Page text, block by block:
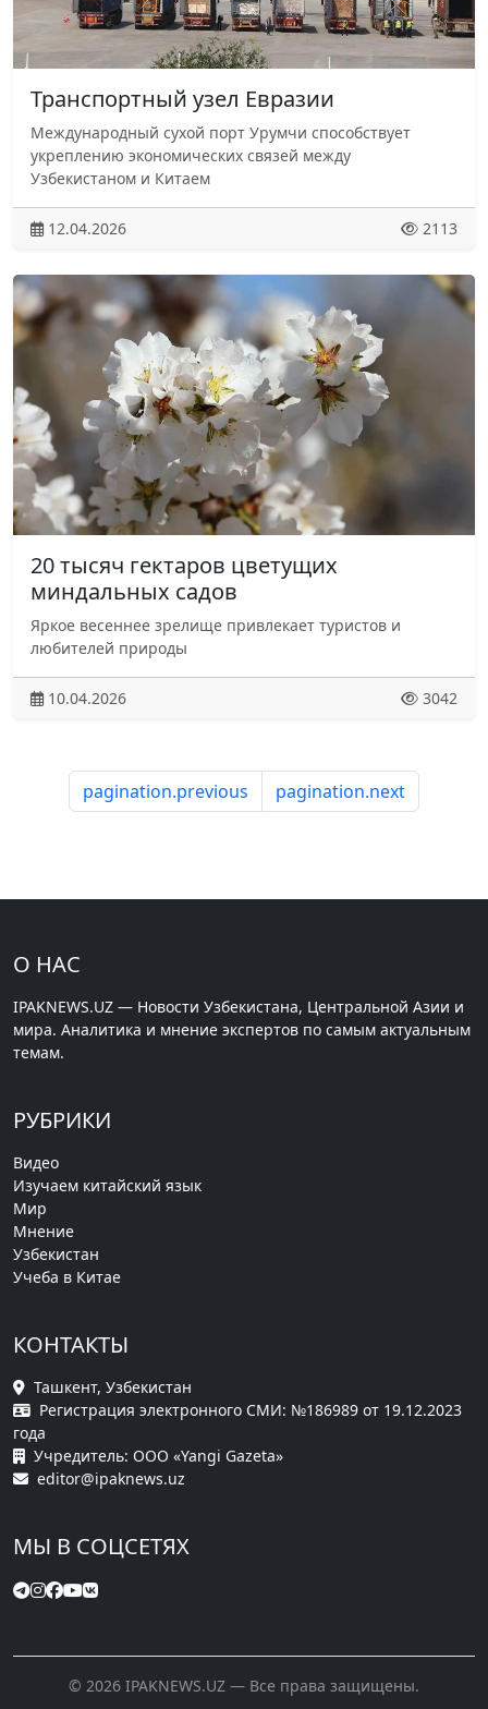
Транспортный узел Евразии
Международный сухой порт Урумчи способствует
укреплению экономических связей между
Узбекистаном и Китаем
12.04.2026 2113
20 тысяч гектаров цветущих
миндальных садов
Яркое весеннее зрелище привлекает туристов и
любителей природы
10.04.2026 3042
pagination.previous pagination.next
О НАС
IPAKNEWS.UZ — Новости Узбекистана, Центральной Азии и
мира. Аналитика и мнение экспертов по самым актуальным
темам.
РУБРИКИ
Видео
Изучаем китайский язык
Мир
Мнение
Узбекистан
Учеба в Китае
КОНТАКТЫ
Ташкент, Узбекистан
Регистрация электронного СМИ: №186989 от 19.12.2023
года
Учредитель: ООО «Yangi Gazeta»
editor@ipaknews.uz
МЫ В СОЦСЕТЯХ
© 2026 IPAKNEWS.UZ — Все права защищены.